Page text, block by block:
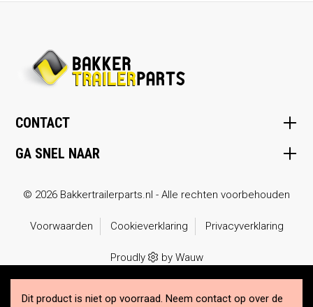
Dit product is niet op voorraad. Neem contact op over de
CONTACT
GA SNEL NAAR
© 2026 Bakkertrailerparts.nl - Alle rechten voorbehouden
Voorwaarden Cookieverklaring Privacyverklaring
Proudly by Wauw